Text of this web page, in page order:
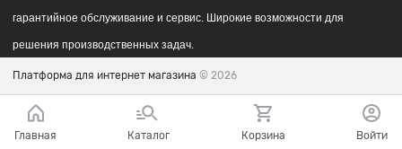
гарантийное обслуживание и сервис. Широкие возможности для
решения производственных задач.
Платформа для интернет магазина © 2026
Главная Каталог Корзина Войти